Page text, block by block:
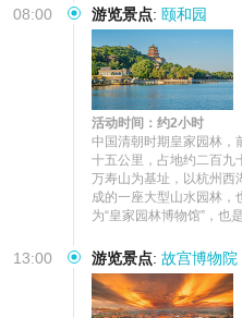
08:00 游览景点: 颐和园
活动时间：约2小时
中国清朝时期皇家园林，
十五公里，占地约二百九
万寿山为基址，以杭州西
成的一座大型山水园林，
为“皇家园林博物馆”，也
13:00 游览景点: 故宫博物院